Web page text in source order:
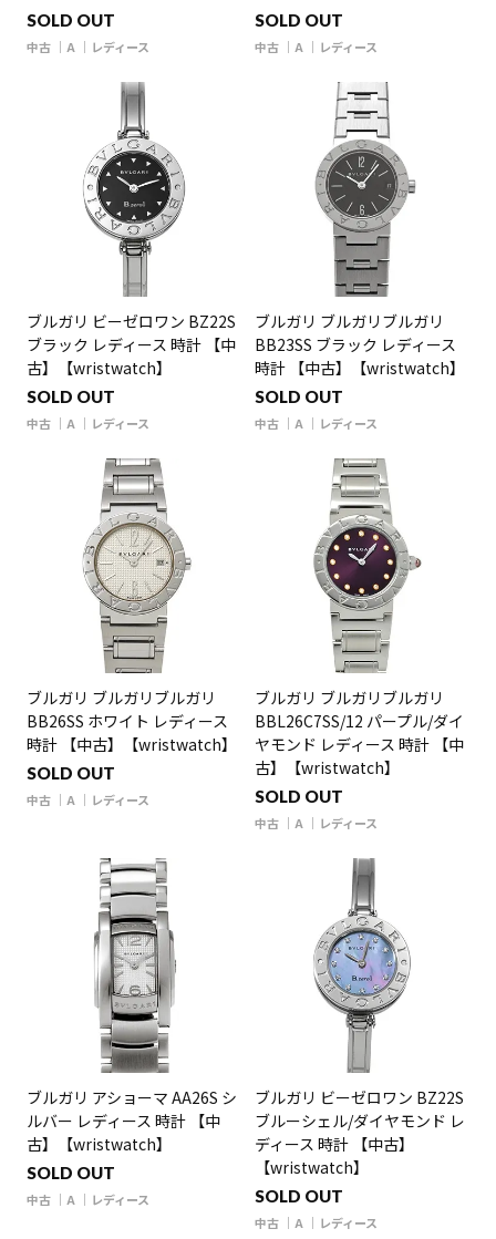
SOLD OUT
中古 A レディース
SOLD OUT
中古 A レディース
ブルガリ ビーゼロワン BZ22S
ブラック レディース 時計 【中
古】【wristwatch】
SOLD OUT
中古 A レディース
ブルガリ ブルガリブルガリ
BB23SS ブラック レディース
時計 【中古】【wristwatch】
SOLD OUT
中古 A レディース
ブルガリ ブルガリブルガリ
BB26SS ホワイト レディース
時計 【中古】【wristwatch】
SOLD OUT
中古 A レディース
ブルガリ ブルガリブルガリ
BBL26C7SS/12 パープル/ダイ
ヤモンド レディース 時計 【中
古】【wristwatch】
SOLD OUT
中古 A レディース
ブルガリ アショーマ AA26S シ
ルバー レディース 時計 【中
古】【wristwatch】
SOLD OUT
中古 A レディース
ブルガリ ビーゼロワン BZ22S
ブルーシェル/ダイヤモンド レ
ディース 時計 【中古】
【wristwatch】
SOLD OUT
中古 A レディース